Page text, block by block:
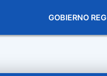
GOBIERNO